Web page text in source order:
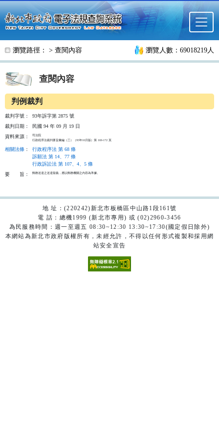
跳至主要內容
瀏覽路徑： > 查閱內容 瀏覽人數：69018219人
查閱內容
判例裁判
裁判字號：
93年訴字第 2875 號
裁判日期：
民國 94 年 09 月 19 日
資料來源：
司法院
行政程序法裁判要旨彙編（三）（95年10月版）第 169-172 頁
相關法條 ：
行政程序法 第 68 條
訴願法 第 14、77 條
行政訴訟法 第 107、4、5 條
要
旨： 郵務送達之送達疑義，應以郵務機關之內容為準據。
地 址：(220242)新北市板橋區中山路1段161號
電 話：總機1999 (新北市專用) 或 (02)2960-3456
為民服務時間：週一至週五 08:30~12:30 13:30~17:30(國定假日除外)
本網站為新北市政府版權所有，未經允許，不得以任何形式複製和採用網
站安全宣告